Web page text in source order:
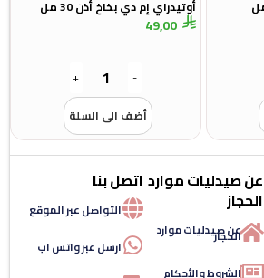
أوتيدراي إم دي بخاخ أذن 30 مل
49,00
-
+
أضف الى السلة
عن صيدليات موارد
الحجاز
عن صيدليات موارد
الحجاز
الشروط والأحكام
اتصل بنا
التواصل عبر الموقع
ارسل عبر واتس اب